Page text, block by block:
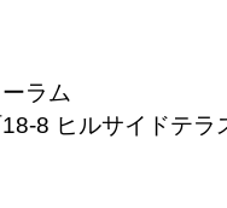
ラム
18-8 ヒルサイドテラ